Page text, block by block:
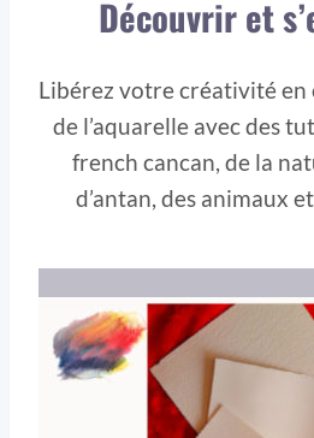
Découvrir et
Libérez votre créativité en
de l’aquarelle avec des
french cancan, de la
d’antan, des animaux